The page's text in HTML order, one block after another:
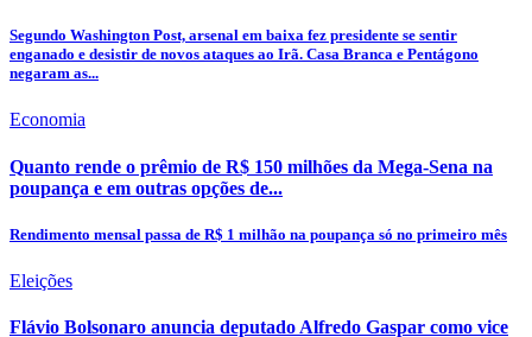
Segundo Washington Post, arsenal em baixa fez presidente se sentir
enganado e desistir de novos ataques ao Irã. Casa Branca e Pentágono
negaram as...
Economia
Quanto rende o prêmio de R$ 150 milhões da Mega-Sena na
poupança e em outras opções de...
Rendimento mensal passa de R$ 1 milhão na poupança só no primeiro mês
Eleições
Flávio Bolsonaro anuncia deputado Alfredo Gaspar como vice